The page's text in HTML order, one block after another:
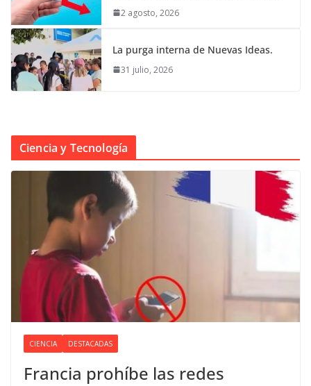
2 agosto, 2026
La purga interna de Nuevas Ideas.
31 julio, 2026
Ciencia y Tecnología
CIENCIA DESTACADAS
Francia prohíbe las redes